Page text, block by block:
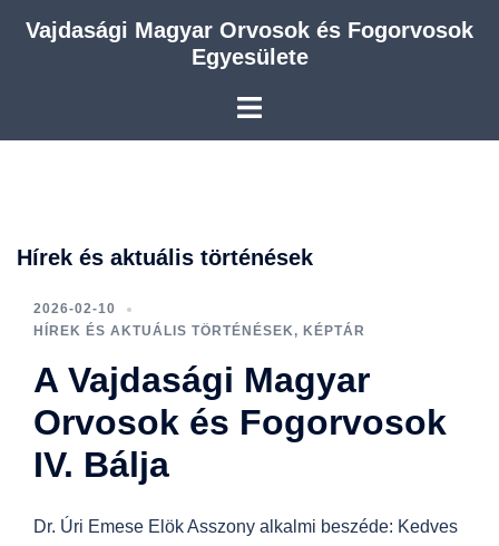
Vajdasági Magyar Orvosok és Fogorvosok
Egyesülete
Hírek és aktuális történések
2026-02-10
HÍREK ÉS AKTUÁLIS TÖRTÉNÉSEK, KÉPTÁR
A Vajdasági Magyar
Orvosok és Fogorvosok
IV. Bálja
Dr. Úri Emese Elök Asszony alkalmi beszéde: Kedves